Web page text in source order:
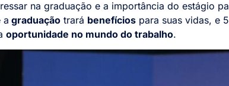
na graduação e a importância do estágio
a graduação trará benefícios para suas vidas, e
oportunidade no mundo do trabalho.